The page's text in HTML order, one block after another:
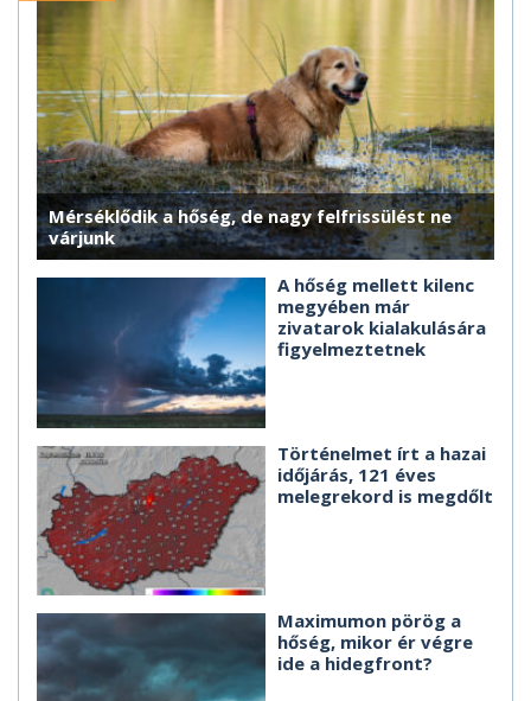
Mérséklődik a hőség, de nagy felfrissülést ne
várjunk
A hőség mellett kilenc
megyében már
zivatarok kialakulására
figyelmeztetnek
Történelmet írt a hazai
időjárás, 121 éves
melegrekord is megdőlt
Maximumon pörög a
hőség, mikor ér végre
ide a hidegfront?